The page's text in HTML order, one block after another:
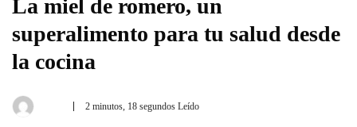
La miel de romero, un
superalimento para tu salud desde
la cocina
2 minutos, 18 segundos Leído